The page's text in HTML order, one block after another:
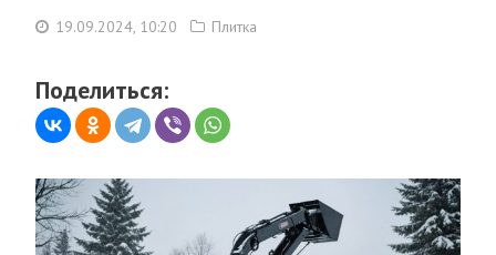
19.09.2024, 10:20 Плитка
Поделиться: